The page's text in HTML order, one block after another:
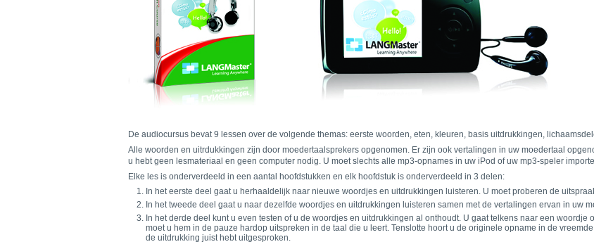
De audiocursus bevat 9 lessen over de volgende themas: eerste woorden, eten, kleuren, basis uitdrukkingen,
Alle woorden en uitrdukkingen zijn door moedertaalsprekers opgenomen. Er zijn ook vertalingen in uw moedertaal
u hebt geen lesmateriaal en geen computer nodig. U moet slechts alle mp3-opnames in uw iPod of uw mp3-speler
Elke les is onderverdeeld in een aantal hoofdstukken en elk hoofdstuk is onderverdeeld in 3 delen:
In het eerste deel gaat u herhaaldelijk naar nieuwe woordjes en uitdrukkingen luisteren. U moet proberen de
In het tweede deel gaat u naar dezelfde woordjes en uitdrukkingen luisteren samen met de vertalingen ervan in uw
In het derde deel kunt u even testen of u de woordjes en uitdrukkingen al onthoudt. U gaat telkens naar een
moet u hem in de pauze hardop uitspreken in de taal die u leert. Tenslotte hoort u de originele opname in de
de uitdrukking juist hebt uitgesproken.